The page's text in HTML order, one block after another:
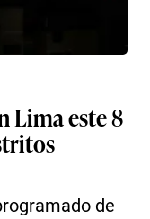
Lima este 8
de